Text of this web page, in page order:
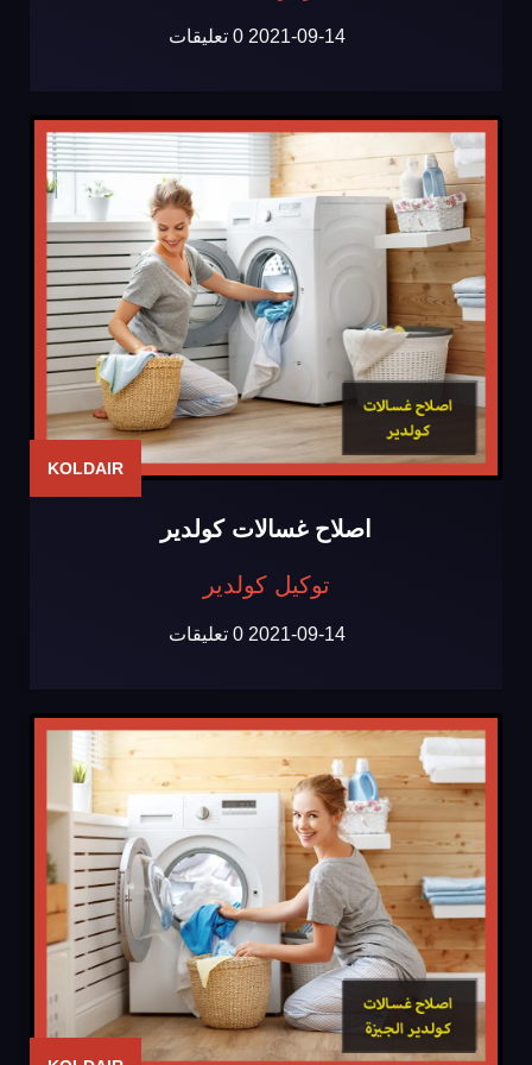
2021-09-14 0 تعليقات
KOLDAIR
اصلاح غسالات كولدير
توكيل كولدير
2021-09-14 0 تعليقات